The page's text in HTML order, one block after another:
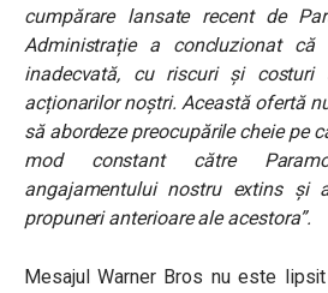
cumpărare lansate recent de
Administrație a concluzionat că
inadecvată, cu riscuri și costuri
acționarilor noștri. Această ofertă
să abordeze preocupările cheie pe
mod constant către
angajamentului nostru extins și
propuneri anterioare ale acestora”.
Mesajul Warner Bros nu este